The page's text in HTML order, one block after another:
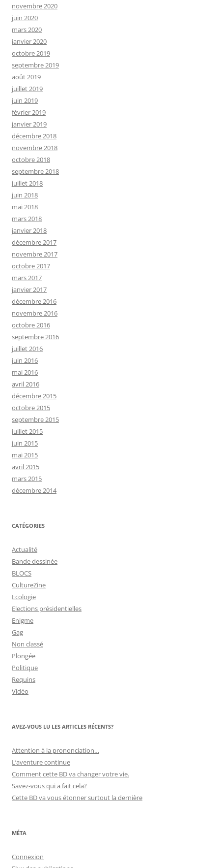
novembre 2020
juin 2020
mars 2020
janvier 2020
octobre 2019
septembre 2019
août 2019
juillet 2019
juin 2019
février 2019
janvier 2019
décembre 2018
novembre 2018
octobre 2018
septembre 2018
juillet 2018
juin 2018
mai 2018
mars 2018
janvier 2018
décembre 2017
novembre 2017
octobre 2017
mars 2017
janvier 2017
décembre 2016
novembre 2016
octobre 2016
septembre 2016
juillet 2016
juin 2016
mai 2016
avril 2016
décembre 2015
octobre 2015
septembre 2015
juillet 2015
juin 2015
mai 2015
avril 2015
mars 2015
décembre 2014
CATÉGORIES
Actualité
Bande dessinée
BLOCS
CultureZine
Ecologie
Elections présidentielles
Enigme
Gag
Non classé
Plongée
Politique
Requins
Vidéo
AVEZ-VOUS LU LES ARTICLES RÉCENTS?
Attention à la prononciation…
L’aventure continue
Comment cette BD va changer votre vie.
Savez-vous qui a fait cela?
Cette BD va vous étonner surtout la dernière
MÉTA
Connexion